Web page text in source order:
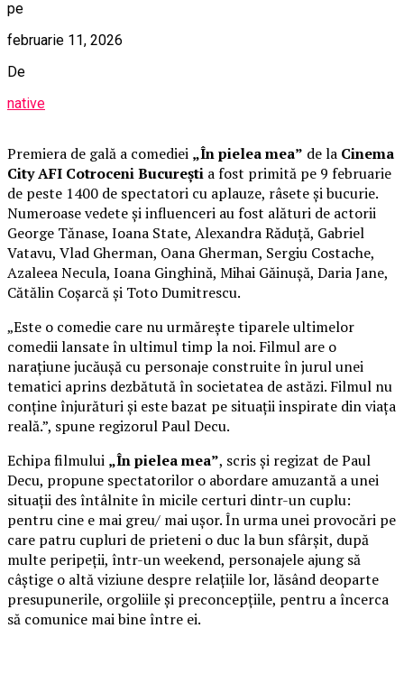
pe
februarie 11, 2026
De
native
Premiera de gală a comediei „În pielea mea” de la Cinema
City AFI Cotroceni București a fost primită pe 9 februarie
de peste 1400 de spectatori cu aplauze, râsete și bucurie.
Numeroase vedete și influenceri au fost alături de actorii
George Tănase, Ioana State, Alexandra Răduță, Gabriel
Vatavu, Vlad Gherman, Oana Gherman, Sergiu Costache,
Azaleea Necula, Ioana Ginghină, Mihai Găinușă, Daria Jane,
Cătălin Coșarcă și Toto Dumitrescu.
„Este o comedie care nu urmărește tiparele ultimelor
comedii lansate în ultimul timp la noi. Filmul are o
narațiune jucăușă cu personaje construite în jurul unei
tematici aprins dezbătută în societatea de astăzi. Filmul nu
conține înjurături și este bazat pe situații inspirate din viața
reală.”, spune regizorul Paul Decu.
Echipa filmului „În pielea mea”, scris și regizat de Paul
Decu, propune spectatorilor o abordare amuzantă a unei
situații des întâlnite în micile certuri dintr-un cuplu:
pentru cine e mai greu/ mai ușor. În urma unei provocări pe
care patru cupluri de prieteni o duc la bun sfârșit, după
multe peripeții, într-un weekend, personajele ajung să
câștige o altă viziune despre relațiile lor, lăsând deoparte
presupunerile, orgoliile și preconcepțiile, pentru a încerca
să comunice mai bine între ei.